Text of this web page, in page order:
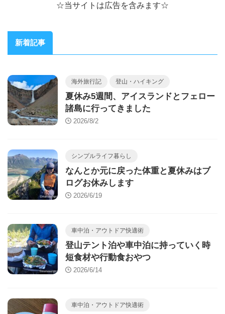
☆当サイトは広告を含みます☆
新着記事
海外旅行記 登山・ハイキング
夏休み5週間、アイスランドとフェロー
諸島に行ってきました
2026/8/2
シンプルライフ暮らし
なんとか元に戻った体重と夏休みはブ
ログお休みします
2026/6/19
車中泊・アウトドア快適術
登山テント泊や車中泊に持っていく時
短食材や行動食おやつ
2026/6/14
車中泊・アウトドア快適術